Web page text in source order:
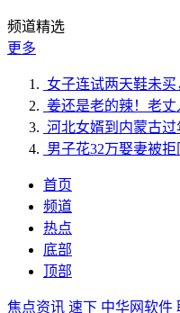
频道精选
更多
女子连试两天鞋未
姜还是老的辣！老
河北女婿到内蒙古
男子花32万娶妻被
首页
频道
热点
底部
顶部
焦点资讯 速下 中华网软件